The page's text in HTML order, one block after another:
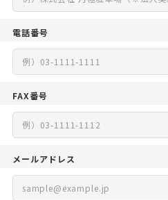
電話番号
FAX番号
メールアドレス